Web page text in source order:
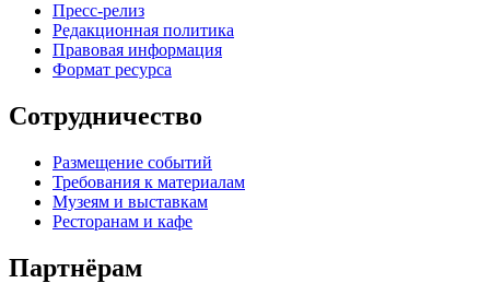
Пресс-релиз
Редакционная политика
Правовая информация
Формат ресурса
Сотрудничество
Размещение событий
Требования к материалам
Музеям и выставкам
Ресторанам и кафе
Партнёрам